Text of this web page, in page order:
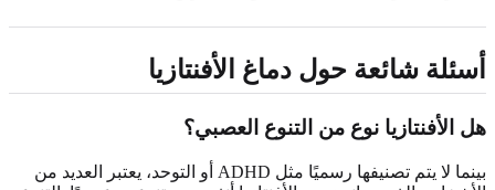
أسئلة شائعة حول دماغ الأفنتازيا
هل الأفنتازيا نوع من التنوع العصبي؟
بينما لا يتم تصنيفها رسميًا مثل ADHD أو التوحد، يعتبر العديد من